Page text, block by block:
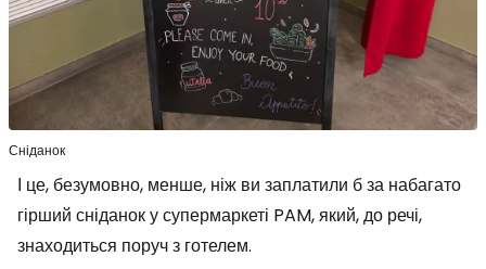
Сніданок
І це, безумовно, менше, ніж ви заплатили б за набагато
гірший сніданок у супермаркеті PAM, який, до речі,
знаходиться поруч з готелем.